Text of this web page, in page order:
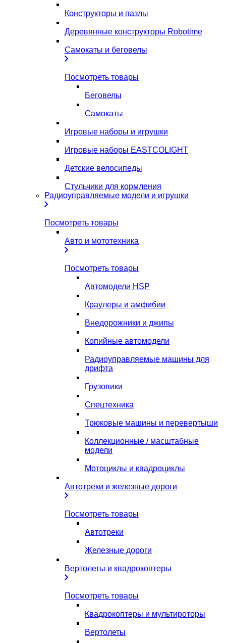
Конструкторы и пазлы
Деревянные конструкторы Robotime
Самокаты и беговелы
Посмотреть товары
Беговелы
Самокаты
Игровые наборы и игрушки
Игровые наборы EASTCOLIGHT
Детские велосипеды
Стульчики для кормления
Радиоуправляемые модели и игрушки
Посмотреть товары
Авто и мототехника
Посмотреть товары
Автомодели HSP
Краулеры и амфибии
Внедорожники и джипы
Копийные автомодели
Радиоуправляемые машины для
дрифта
Грузовики
Спецтехника
Трюковые машины и перевертыши
Коллекционные / масштабные
модели
Мотоциклы и квадроциклы
Автотреки и железные дороги
Посмотреть товары
Автотреки
Железные дороги
Вертолеты и квадрокоптеры
Посмотреть товары
Квадрокоптеры и мультироторы
Вертолеты